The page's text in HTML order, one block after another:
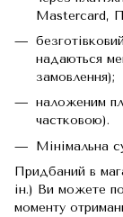
Mastercard,
надаються
замовлення);
наложеним
частковою).
Мінімальна
Придбаний в
ін.) Ви можете
моменту